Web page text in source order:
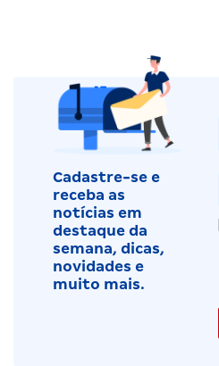
Cadastre-se e
receba as
notícias em
destaque da
semana, dicas,
novidades e
muito mais.